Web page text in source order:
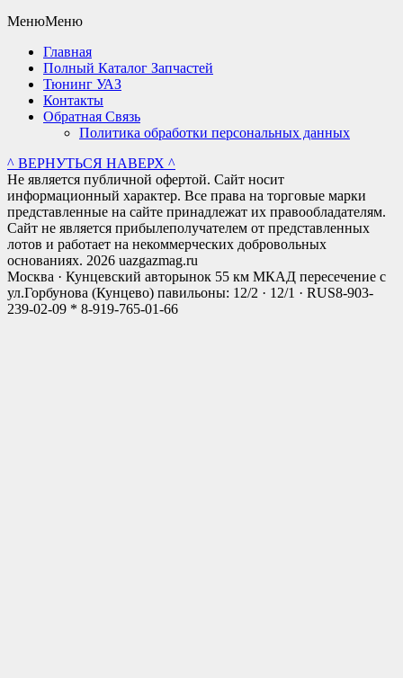
МенюМеню
Главная
Полный Каталог Запчастей
Тюнинг УАЗ
Контакты
Обратная Связь
Политика обработки персональных данных
^ ВЕРНУТЬСЯ НАВЕРХ ^
Не является публичной офертой. Сайт носит
информационный характер. Все права на торговые марки
представленные на сайте принадлежат их правообладателям.
Сайт не является прибылеполучателем от представленных
лотов и работает на некоммерческих добровольных
основаниях. 2026 uazgazmag.ru
Москва · Кунцевский авторынок 55 км МКАД пересечение с
ул.Горбунова (Кунцево) павильоны: 12/2 · 12/1 · RUS8-903-
239-02-09 * 8-919-765-01-66